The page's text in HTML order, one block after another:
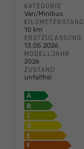
KATEGORIE
Van/Minibus
KILOMETERSTAND
10 km
ERSTZULASSUNG
13.05.2026
MODELLJAHR
2026
ZUSTAND
unfallfrei